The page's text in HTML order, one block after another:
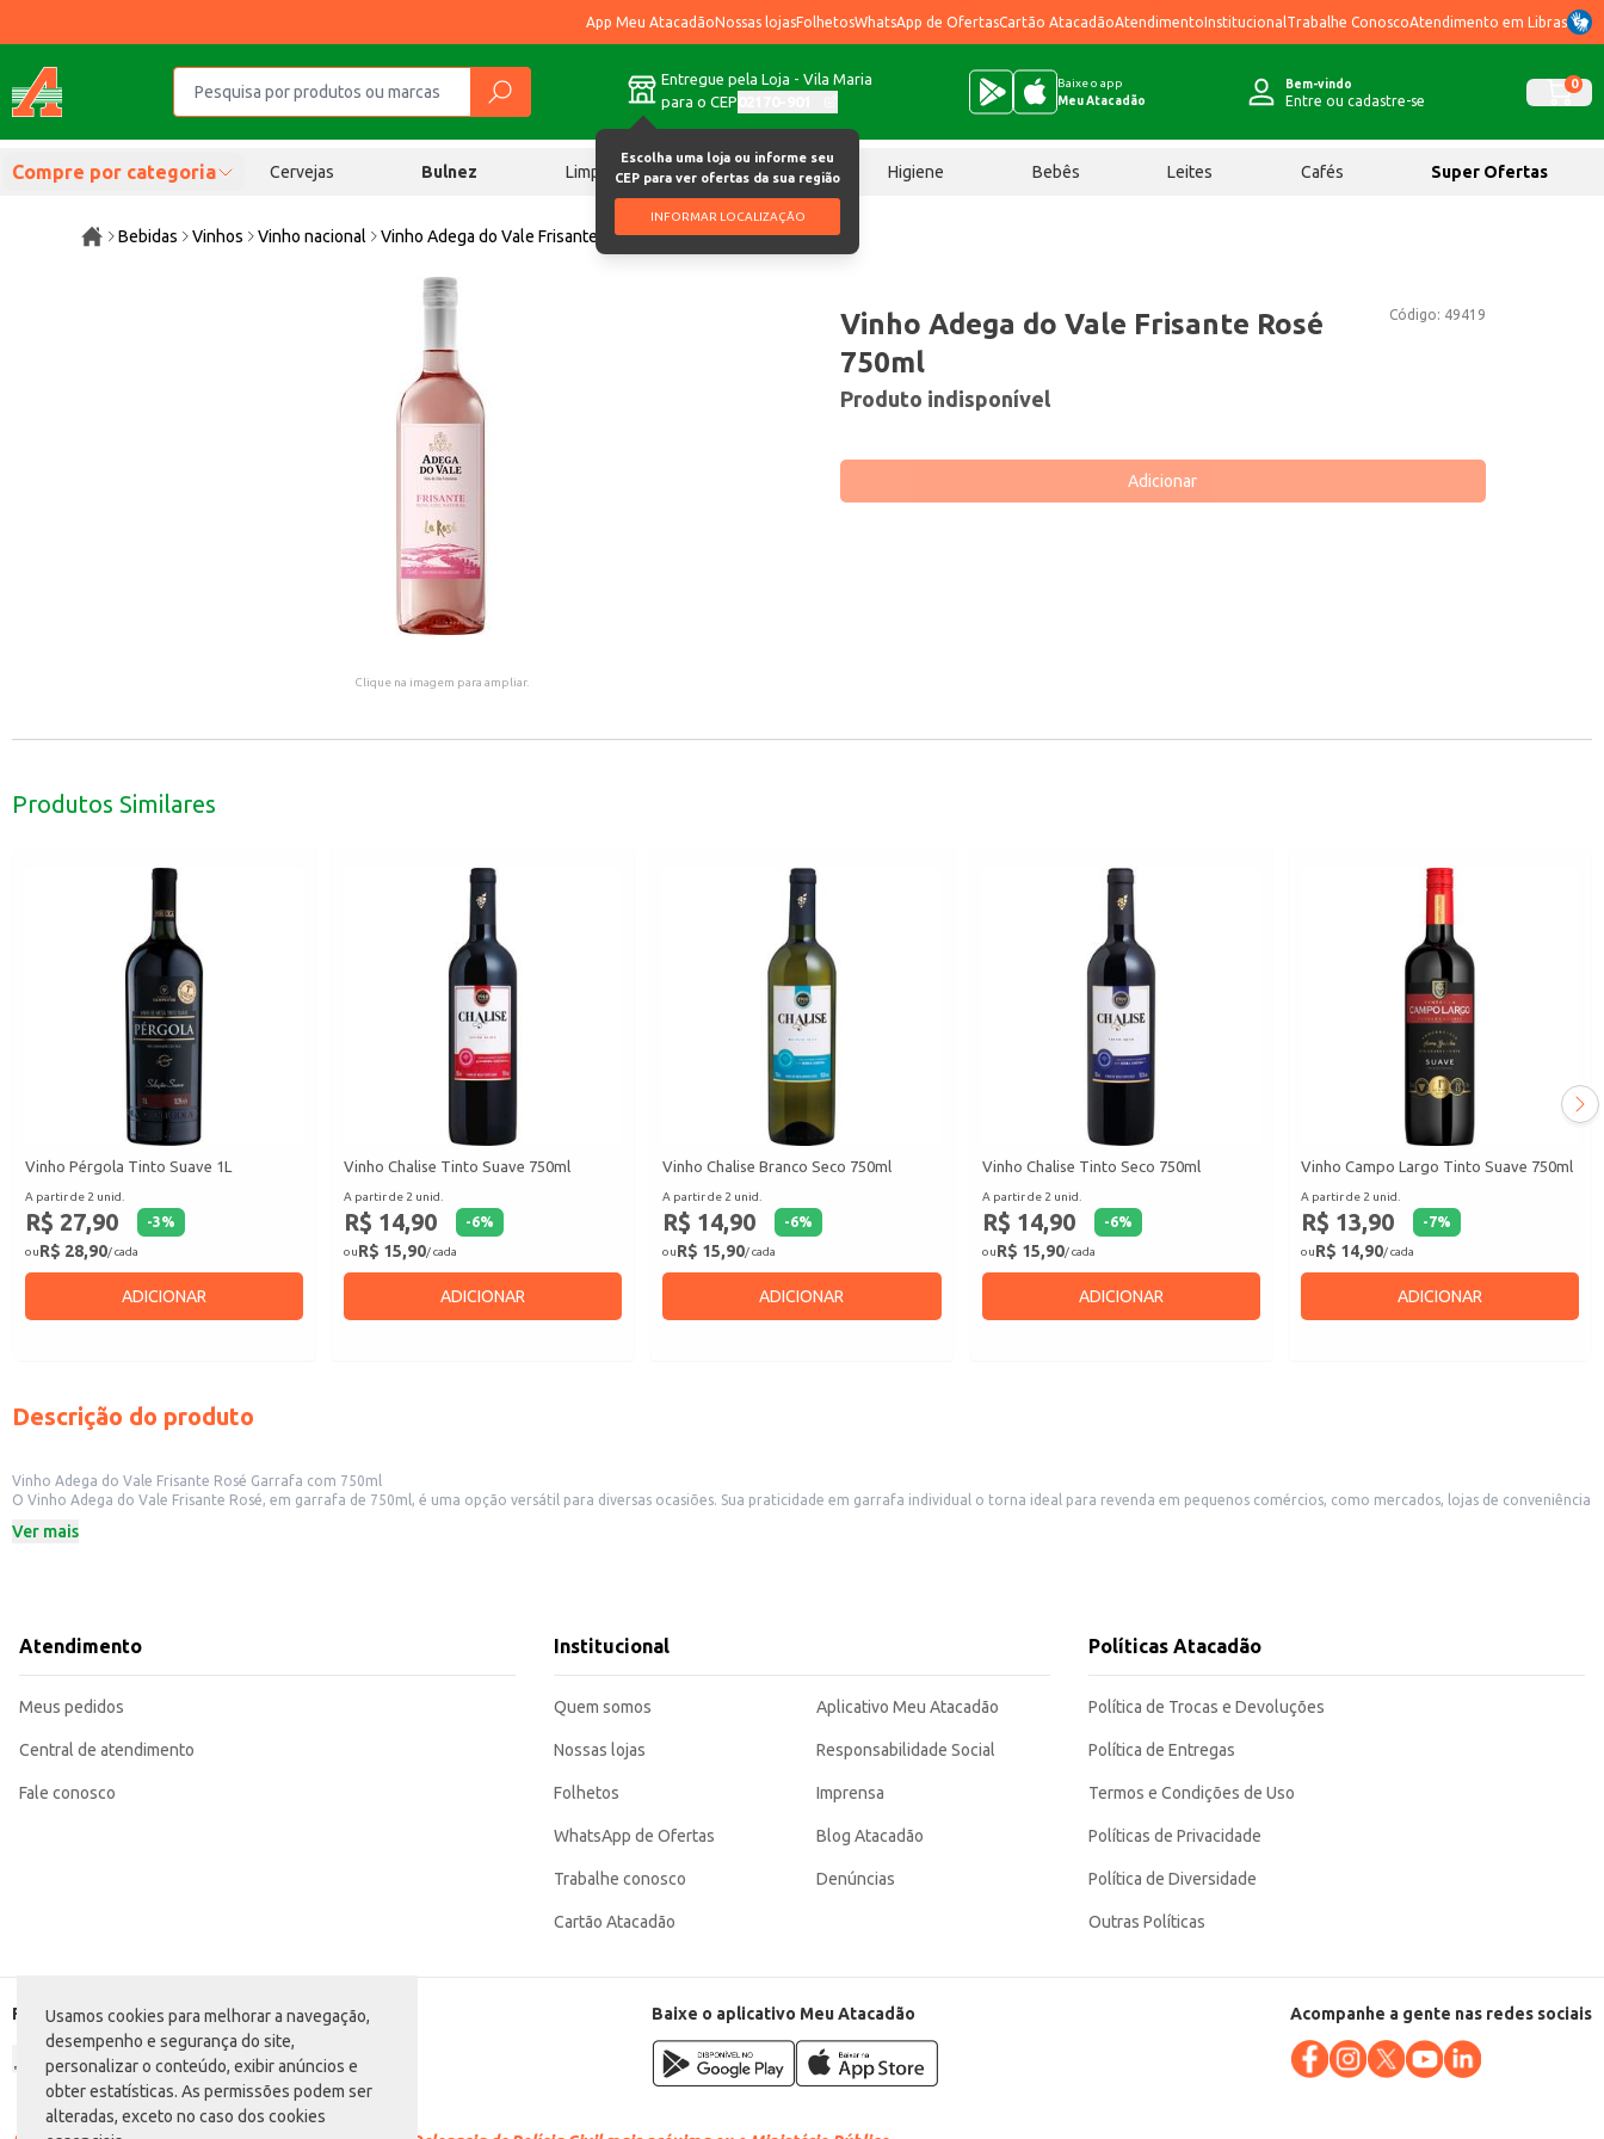
Usamos cookies para melhorar a navegação,
desempenho e segurança do site,
personalizar o conteúdo, exibir anúncios e
obter estatísticas. As permissões podem ser
alteradas, exceto no caso dos cookies
App Meu AtacadãoNossas lojasFolhetosWhatsApp de OfertasCartão AtacadãoAtendimentoInstitucional Trabalhe ConoscoAtendimento em Libras
Entregue pela Loja - Vila Maria
para o CEP
Escolha uma loja ou informe seu
CEP para ver ofertas da sua região
INFORMAR LOCALIZAÇÃO
Baixe o app
Meu Atacadão
Bem-vindo
Entre ou cadastre-se
0
Compre por categoria Cervejas Bulnez Limpeza Chocolates Higiene Bebês Leites Cafés Super Ofertas
Bebidas Vinhos Vinho nacional Vinho Adega do Vale Frisante Rosé 750ml
Clique na imagem para ampliar.
Código: 49419
Vinho Adega do Vale Frisante Rosé
750ml
Produto indisponível
Adicionar
Produtos Similares
Vinho Pérgola Tinto Suave 1L
A partir de 2 unid.
R$ 27,90 -3%
ouR$ 28,90/ cada
ADICIONAR
Vinho Chalise Tinto Suave 750ml
A partir de 2 unid.
R$ 14,90 -6%
ouR$ 15,90/ cada
ADICIONAR
Vinho Chalise Branco Seco 750ml
A partir de 2 unid.
R$ 14,90 -6%
ouR$ 15,90/ cada
ADICIONAR
Vinho Chalise Tinto Seco 750ml
A partir de 2 unid.
R$ 14,90 -6%
ouR$ 15,90/ cada
ADICIONAR
Vinho Campo Largo Tinto Suave 750ml
A partir de 2 unid.
R$ 13,90 -7%
ouR$ 14,90/ cada
ADICIONAR
Descrição do produto
Vinho Adega do Vale Frisante Rosé Garrafa com 750ml
O Vinho Adega do Vale Frisante Rosé, em garrafa de 750ml, é uma opção versátil para diversas ocasiões. Sua praticidade em garrafa individual o torna ideal para revenda em pequenos comércios, como mercados, lojas de conveniência
Marca: Adega do Vale
Combina com entradas leves, saladas, frutos do mar e queijos suaves.
Ideal para momentos de descontração com amigos e familiares.
O Vinho Adega do Vale Frisante Rosé oferece uma opção de qualidade e praticidade, seja para o seu negócio ou para o seu consumo pessoal. Sua embalagem individual facilita o manuseio e armazenamento, contribuindo para uma
Ver mais
Atendimento
Meus pedidos
Central de atendimento
Fale conosco
Institucional
Quem somos
Nossas lojas
Folhetos
WhatsApp de Ofertas
Trabalhe conosco
Cartão Atacadão
Aplicativo Meu Atacadão
Responsabilidade Social
Imprensa
Blog Atacadão
Denúncias
Políticas Atacadão
Política de Trocas e Devoluções
Política de Entregas
Termos e Condições de Uso
Políticas de Privacidade
Política de Diversidade
Outras Políticas
Formas de pagamento Baixe o aplicativo Meu Atacadão Acompanhe a gente nas redes sociais